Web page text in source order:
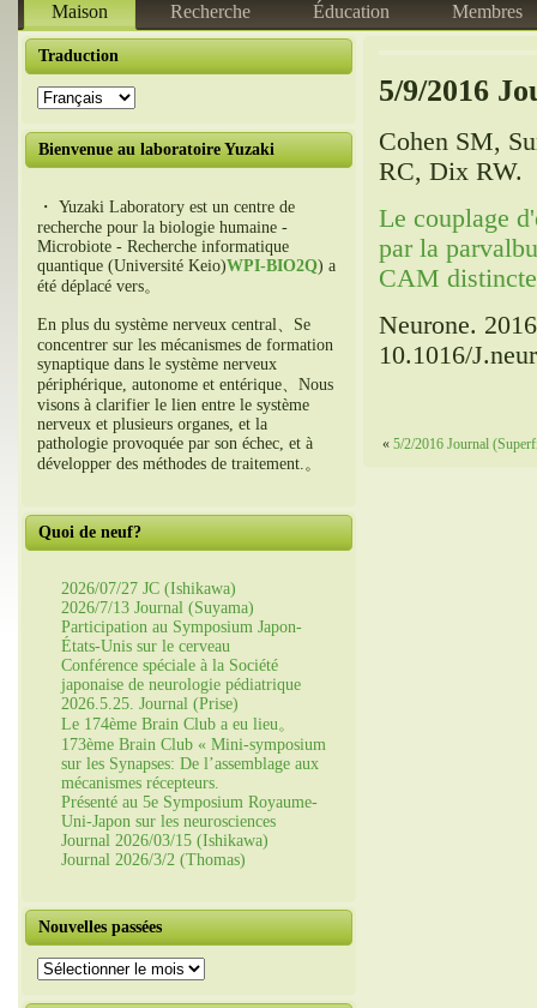
Maison Recherche Éducation Membres
Traduction
Bienvenue au laboratoire Yuzaki
・ Yuzaki Laboratory est un centre de
recherche pour la biologie humaine -
Microbiote - Recherche informatique
quantique (Université Keio)WPI-BIO2Q) a
été déplacé vers。
En plus du système nerveux central、Se
concentrer sur les mécanismes de formation
synaptique dans le système nerveux
périphérique, autonome et entérique、Nous
visons à clarifier le lien entre le système
nerveux et plusieurs organes, et la
pathologie provoquée par son échec, et à
développer des méthodes de traitement.。
Quoi de neuf?
2026/07/27 JC (Ishikawa)
2026/7/13 Journal (Suyama)
Participation au Symposium Japon-
États-Unis sur le cerveau
Conférence spéciale à la Société
japonaise de neurologie pédiatrique
2026.5.25. Journal (Prise)
Le 174ème Brain Club a eu lieu。
173ème Brain Club « Mini-symposium
sur les Synapses: De l’assemblage aux
mécanismes récepteurs.
Présenté au 5e Symposium Royaume-
Uni-Japon sur les neurosciences
Journal 2026/03/15 (Ishikawa)
Journal 2026/3/2 (Thomas)
Nouvelles passées
Nouvelles
passées
5/9/2016
Cohen SM,
RC, Dix RW.
Le couplage
par la
CAM
Neurone.
10.1016/
« 5/2/2016 Journal